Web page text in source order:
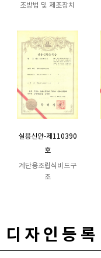
조방법 및 제조장치
실용신안-제110390
호
계단용조립식비드구
조
디 자 인 등 록